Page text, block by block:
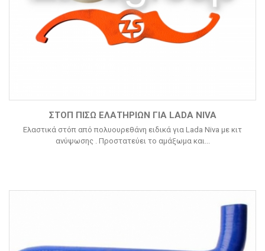
ΣΤΟΠ ΠΊΣΩ ΕΛΑΤΗΡΊΩΝ ΓΙΑ LADA NIVA
Ελαστικά στόπ από πολυουρεθάνη ειδικά για Lada Niva με κιτ
ανύψωσης . Προστατεύει το αμάξωμα και...